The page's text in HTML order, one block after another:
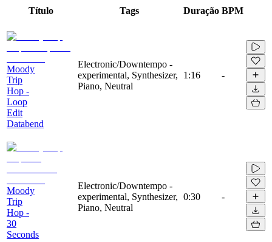
Título Tags Duração BPM
Moody
Trip
Hop -
Loop
Edit
Databend
Electronic/Downtempo -
experimental, Synthesizer,
Piano, Neutral
1:16 -
Moody
Trip
Hop -
30
Seconds
Electronic/Downtempo -
experimental, Synthesizer,
Piano, Neutral
0:30 -